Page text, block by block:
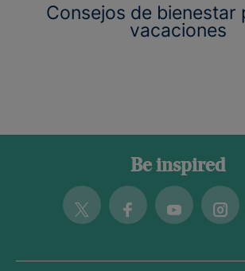
Consejos de bienestar
vacaciones
Be inspired
Twitter FacebookYoutube